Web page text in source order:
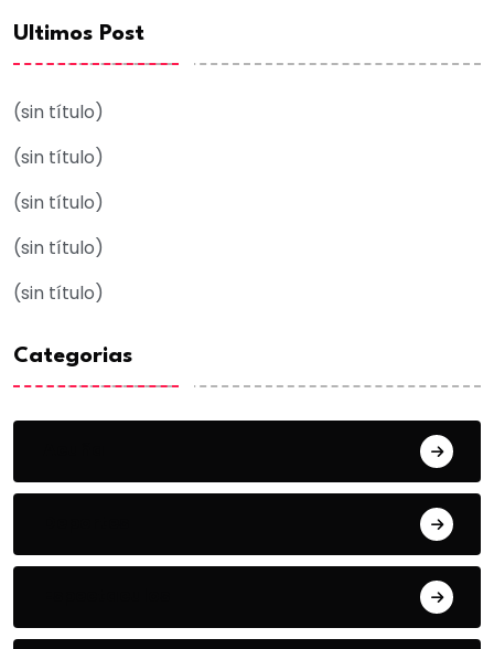
Ultimos Post
(sin título)
(sin título)
(sin título)
(sin título)
(sin título)
Categorias